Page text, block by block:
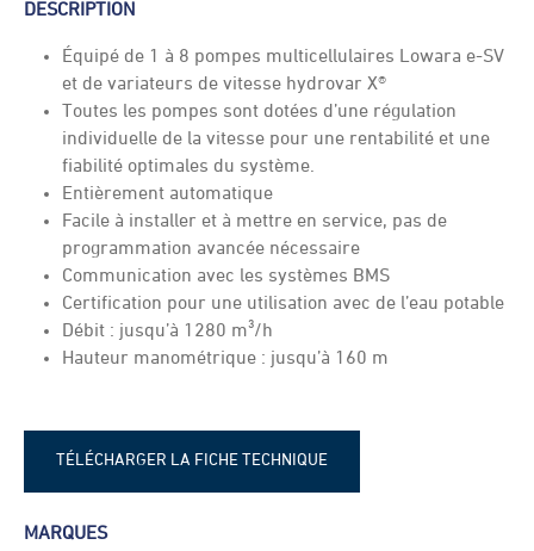
DESCRIPTION
Équipé de 1 à 8 pompes multicellulaires Lowara e-SV
et de variateurs de vitesse hydrovar X®
Toutes les pompes sont dotées d’une régulation
individuelle de la vitesse pour une rentabilité et une
fiabilité optimales du système.
Entièrement automatique
Facile à installer et à mettre en service, pas de
programmation avancée nécessaire
Communication avec les systèmes BMS
Certification pour une utilisation avec de l’eau potable
Débit : jusqu’à 1280 m³/h
Hauteur manométrique : jusqu’à 160 m
TÉLÉCHARGER LA FICHE TECHNIQUE
MARQUES